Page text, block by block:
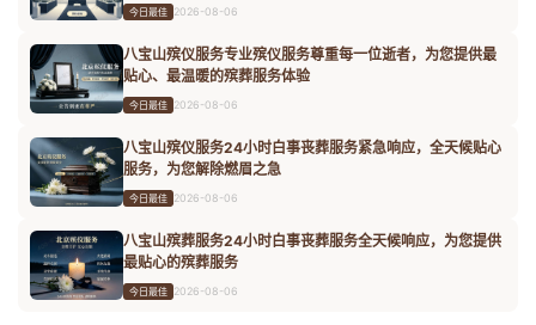
今日最佳 2026-08-06
八宝山殡仪服务专业殡仪服务尊重每一位逝者，为您提供最
贴心、最温暖的殡葬服务体验
今日最佳 2026-08-06
八宝山殡仪服务24小时白事丧葬服务紧急响应，全天候贴心
服务，为您解除燃眉之急
今日最佳 2026-08-06
八宝山殡葬服务24小时白事丧葬服务全天候响应，为您提供
最贴心的殡葬服务
今日最佳 2026-08-06